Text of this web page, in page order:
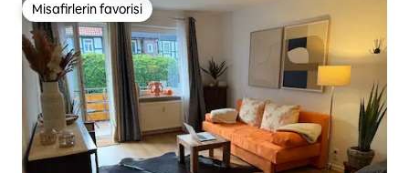
Misafirlerin favorisi
Misafirlerin favorisi